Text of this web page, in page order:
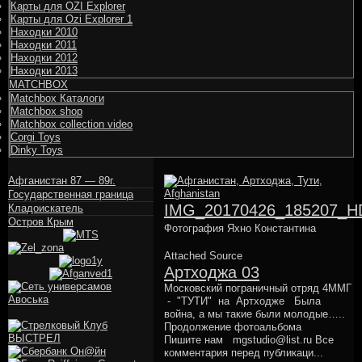
Карты для OZI Explorer
Карты для Ozi Explorer 1
Находки 2010
Находки 2011
Находки 2012
Находки 2013
MATCHBOX
Matchbox Каталоги
Matchbox shop
Matchbox collection video
Corgi Toys
Dinky Toys
Фотография Яхно Константина
Attached Source
Артходжа 03
Московский пограничный отряд 4ММГ
- "ТУТИ" на Артходже Была
война, а мы такие были молодые…..
Продолжение фотоальбома
Пишите нам mgstudio@list.ru Все
комментария перед публикаци...
Афганистан 87 — 89г.
Государственная граница
Кладоискатель
Остров Крым